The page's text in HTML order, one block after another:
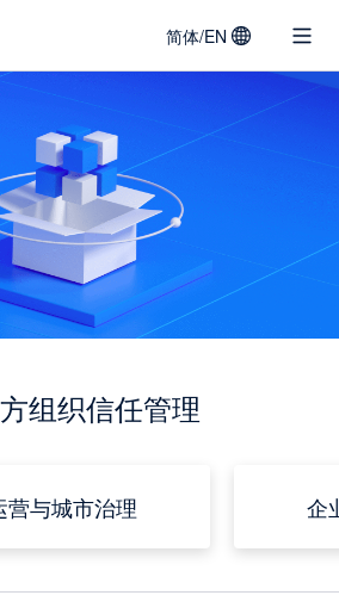
简体/EN
组织信任管理
营与城市治理 企